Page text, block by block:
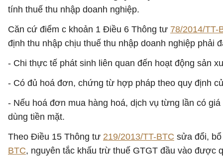
tính thuế thu nhập doanh nghiệp.
Căn cứ điểm c khoản 1 Điều 6 Thông tư 78/2014/TT-
định thu nhập chịu thuế thu nhập doanh nghiệp phải
- Chi thực tế phát sinh liên quan đến hoạt động sản
- Có đủ hoá đơn, chứng từ hợp pháp theo quy định
- Nếu hoá đơn mua hàng hoá, dịch vụ từng lần có
dùng tiền mặt.
Theo Điều 15 Thông tư 219/2013/TT-BTC sửa đổi,
BTC, nguyên tắc khấu trừ thuế GTGT đầu vào được